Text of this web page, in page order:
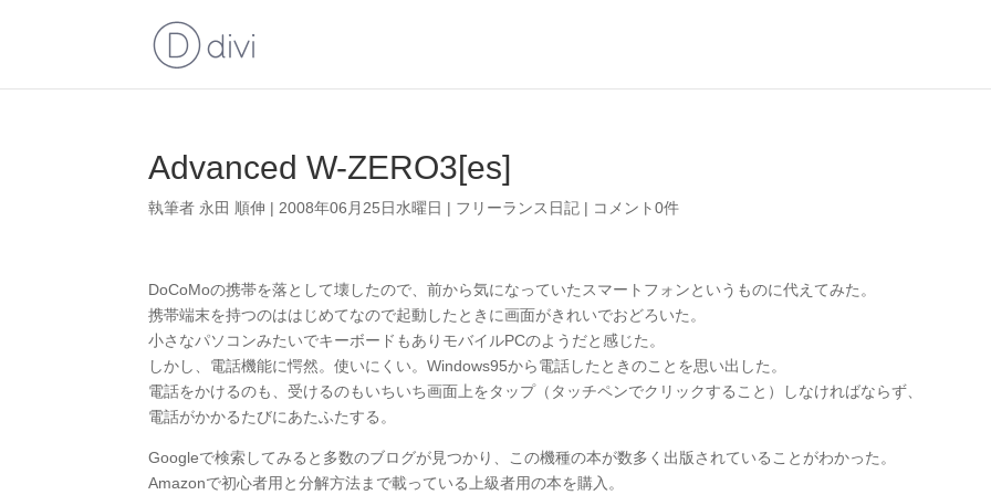
Advanced W-ZERO3[es]
執筆者 永田 順伸 | 2008年06月25日水曜日 | フリーランス日記 | コメント0件
DoCoMoの携帯を落として壊したので、前から気になっていたスマートフォンというものに代えてみた。
携帯端末を持つのははじめてなので起動したときに画面がきれいでおどろいた。
小さなパソコンみたいでキーボードもありモバイルPCのようだと感じた。
しかし、電話機能に愕然。使いにくい。Windows95から電話したときのことを思い出した。
電話をかけるのも、受けるのもいちいち画面上をタップ（タッチペンでクリックすること）しなければならず、
電話がかかるたびにあたふたする。
Googleで検索してみると多数のブログが見つかり、この機種の本が数多く出版されていることがわかった。
Amazonで初心者用と分解方法まで載っている上級者用の本を購入。